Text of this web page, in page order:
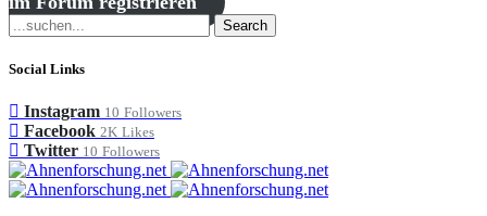
Search
Social Links
Instagram 10 Followers
Facebook 2K Likes
Twitter 10 Followers